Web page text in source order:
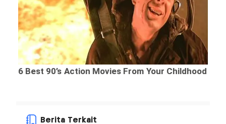
Berita Terkait